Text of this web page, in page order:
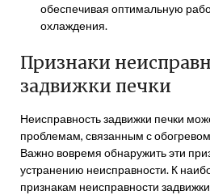
обеспечивая оптимальную
охлаждения.
Признаки
задвижки печки
Неисправность задвижки печки
проблемам, связанным с
Важно вовремя обнаружить эти
устранению неисправности. К
признакам неисправности